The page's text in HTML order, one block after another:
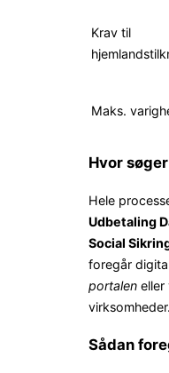
Krav til
Maks.
Hvor
Hele
Udbetaling
Social
foregår
portalen eller
virksomheder.
Sådan